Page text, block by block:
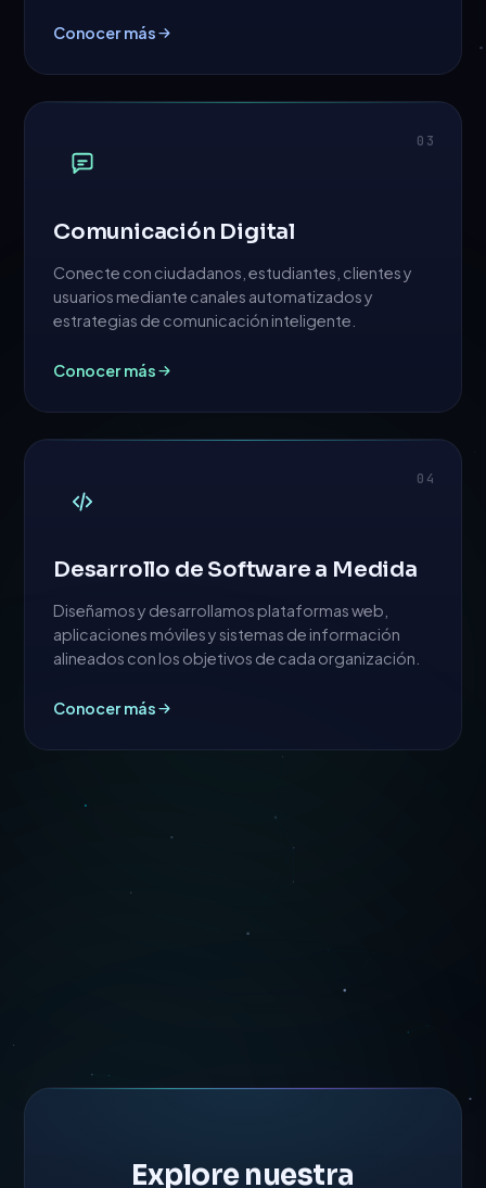
Conocer más
03
Comunicación Digital
Conecte con ciudadanos, estudiantes, clientes y
usuarios mediante canales automatizados y
estrategias de comunicación inteligente.
Conocer más
04
Desarrollo de Software a Medida
Diseñamos y desarrollamos plataformas web,
aplicaciones móviles y sistemas de información
alineados con los objetivos de cada organización.
Conocer más
Explore nuestra